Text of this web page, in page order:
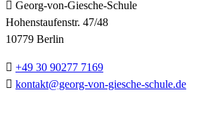
Georg-von-Giesche-Schule
Hohenstaufenstr. 47/48
10779 Berlin
+49 30 90277 7169
kontakt@georg-von-giesche-schule.de